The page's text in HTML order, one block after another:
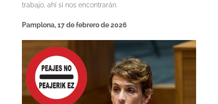
trabajo, ahí sí nos encontrarán.
Pamplona, 17 de febrero de 2026